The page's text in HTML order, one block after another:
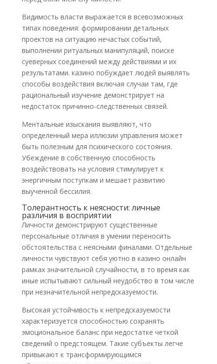
Видимость власти выражается в всевозможных
типах поведения: формировании детальных
проектов на ситуацию нечастых событий,
выполнении ритуальных манипуляций, поиске
суеверных соединений между действиями и их
результатами. казино побуждает людей выявлять
способы воздействия включая случаи там, где
рациональный изучение демонстрирует на
недостаток причинно-следственных связей.
Ментальные изыскания выявляют, что
определенный мера иллюзии управления может
быть полезным для психического состояния.
Убеждение в собственную способность
воздействовать на условия стимулирует к
энергичным поступкам и мешает развитию
выученной бессилия.
Толерантность к неясности: личные
различия в восприятии
Личности демонстрируют существенные
персональные отличия в умении переносить
обстоятельства с неясными финалами. Отдельные
личности чувствуют себя уютно в казино онлайн
рамках значительной случайности, в то время как
иные испытывают сильный неудобство в том числе
при незначительной непредсказуемости.
Высокая устойчивость к непредсказуемости
характеризуется способностью сохранять
эмоциональное баланс при недостатке четкой
сведений о предстоящем. Такие субъекты легче
привыкают к трансформирующимся